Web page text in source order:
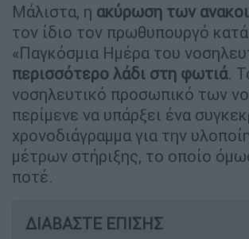
Μάλιστα, η ακύρωση των
τον ίδιο τον πρωθυπουργό
«Παγκόσμια Ημέρα του
περισσότερο λάδι στη φωτιά.
νοσηλευτικό προσωπικό των
περίμενε να υπάρξει ένα
χρονοδιάγραμμα για την
μέτρων στήριξης, το οποίο
ποτέ.
ΔΙΑΒΑΣΤΕ ΕΠΙΣΗΣ